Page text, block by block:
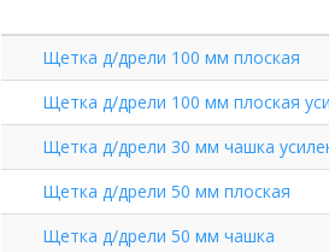
Щетка д/дрели 100 мм плоская
Щетка д/дрели 100 мм плоская
Щетка д/дрели 30 мм чашка
Щетка д/дрели 50 мм плоская
Щетка д/дрели 50 мм чашка